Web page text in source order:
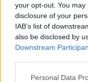
your opt-out. You
disclosure of your
IAB’s list of
also be disclosed by
Downstream
Personal Data
wenn Du in diesem
Gesprächen
starten möchtest,
Spiel einloggen.
besitzt, bitte
auf Deinen
„Zum Spiel“